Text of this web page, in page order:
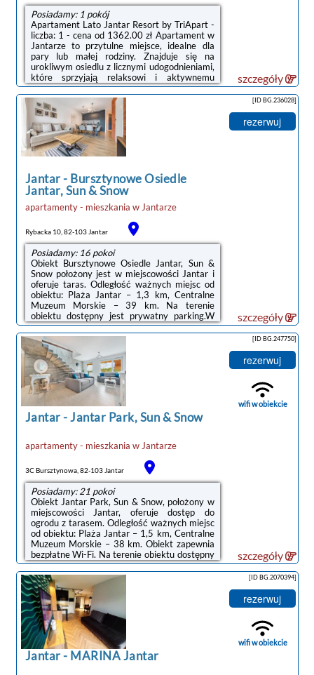
Posiadamy: 1 pokój
Apartament Lato Jantar Resort by TriApart -
liczba: 1 - cena od 1362.00 zł Apartament w
Jantarze to przytulne miejsce, idealne dla
pary lub małej rodziny. Znajduje się na
urokliwym osiedlu z licznymi udogodnieniami,
które sprzyjają relaksowi i aktywnemu
spędzaniu czasu na świeżym powietrzu. Po
wejściu do apartamentu znajdujemy się w
przytulnym salonie z otwartą kuchnią. Jasne
ściany i duże okna sprawiają, że przestrzeń
jest jasna i przyjemna. W salonie znajduje się
wygodna sofa, idealna do odpoczynku po dniu
pełnym wrażeń, oraz stół z krzesłami, gdzie
szczegóły
noclegi Jantar
Jantar- Bursztynowe Osiedle
Jantar, Sun & Snow
apartamenty - mieszkania w Jantarze
Rybacka 10, 82-103 Jantar
Posiadamy: 16 pokoi
Obiekt Bursztynowe Osiedle Jantar, Sun &
Snow położony jest w miejscowości Jantar i
oferuje taras. Odległość ważnych miejsc od
obiektu: Plaża Jantar – 1,3 km, Centralne
Muzeum Morskie – 39 km. Na terenie
obiektu dostępny jest prywatny parking.W
każdej opcji zakwaterowania znajduje się
aneks kuchenny z pełnym wyposażeniem i
stołem, a także prywatna łazienka z
prysznicem oraz suszarką do włosów.
Wyposażenie obejmuje również telewizor z
płaskim ekranem. Wyposażenie obejmuje
także lodówkę, płytę kuchenną i
czajnik.Odległość ważnych miejsc od obiektu:
Polska Filharmonia ...
[ID BG.236028]
rezerwuj
szczegóły
Jantar-Jantar Park, Sun & Snow
apartamenty - mieszkania w Jantarze
3C Bursztynowa, 82-103 Jantar
Posiadamy: 21 pokoi
Obiekt Jantar Park, Sun & Snow, położony w
miejscowości Jantar, oferuje dostęp do
ogrodu z tarasem. Odległość ważnych miejsc
od obiektu: Plaża Jantar – 1,5 km, Centralne
Muzeum Morskie – 38 km. Obiekt zapewnia
bezpłatne Wi-Fi. Na terenie obiektu dostępny
jest też prywatny parking.W każdej opcji
zakwaterowania znajduje się aneks kuchenny
z pełnym wyposażeniem i stołem, a także
prywatna łazienka z prysznicem oraz
suszarką do włosów. Wyposażenie obejmuje
również telewizor z płaskim ekranem.
Wyposażenie obejmuje także lodówkę, płytę
kuchenną i czajnik.Na terenie ...
[ID BG.247750]
rezerwuj
wifi w obiekcie
szczegóły
Jantar- MARINA Jantar
[ID BG.2070394]
rezerwuj
wifi w obiekcie